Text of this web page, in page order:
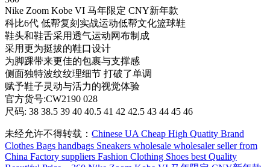
Nike Zoom Kobe VI 马年限定 CNY新年款
科比6代 低帮复刻实战运动低帮文化篮球鞋
鞋头和鞋舌采用透气运动网布制成
采用更为挺拔的鞋口设计
为脚踝带来更佳的包裹与支撑感
侧面独特波纹纹理细节 打破了单调
赋予鞋子灵动与活力的视觉体验
官方货号:CW2190 028
尺码: 38 38.5 39 40 40.5 41 42 42.5 43 44 45 46
未经允许不得转载： Chinese UA Cheap High Quatity Brand
Clothes Bags handbags Sneakers wholesale wholesaler seller from
China Factory suppliers Fashion Clothing Shoes best Quality